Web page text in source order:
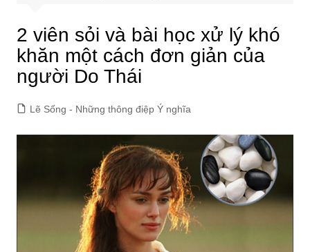
2 viên sỏi và bài học xử lý khó
khăn một cách đơn giản của
người Do Thái
Lẽ Sống - Những thông điệp Ý nghĩa